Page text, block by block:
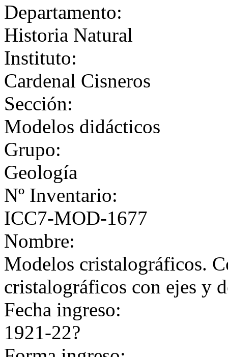
Departamento:
Historia Natural
Instituto:
Cardenal Cisneros
Sección:
Modelos didácticos
Grupo:
Geología
Nº Inventario:
ICC7-MOD-1677
Nombre:
Modelos cristalográficos.
cristalográficos con ejes y
Fecha ingreso:
1921-22?